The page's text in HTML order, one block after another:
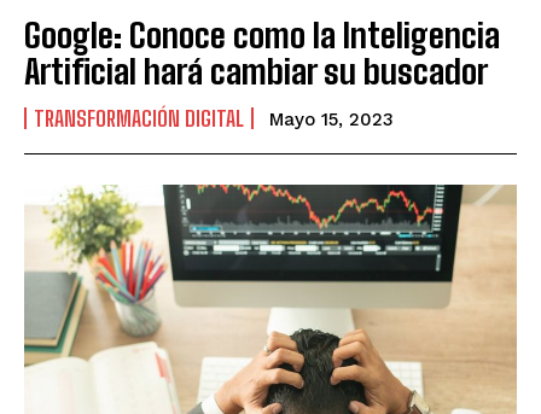
Google: Conoce como la Inteligencia
Artificial hará cambiar su buscador
TRANSFORMACIÓN DIGITAL Mayo 15, 2023